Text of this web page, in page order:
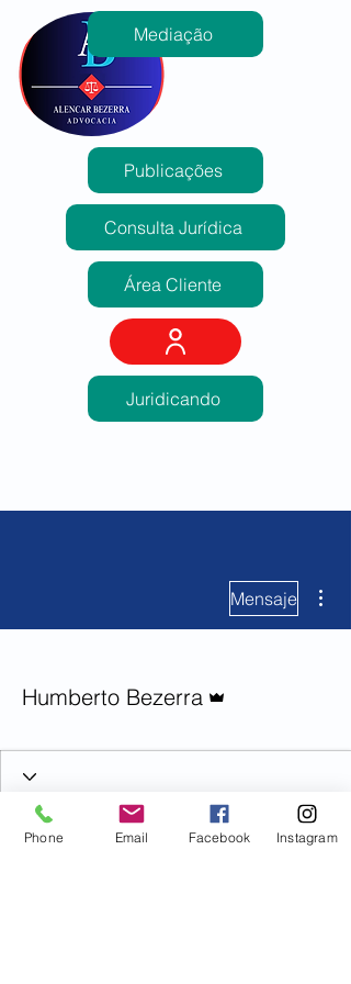
Mediação
Publicações
Consulta Jurídica
Área Cliente
Juridicando
Mensaje
Humberto Bezerra
Phone Email Facebook Instagram